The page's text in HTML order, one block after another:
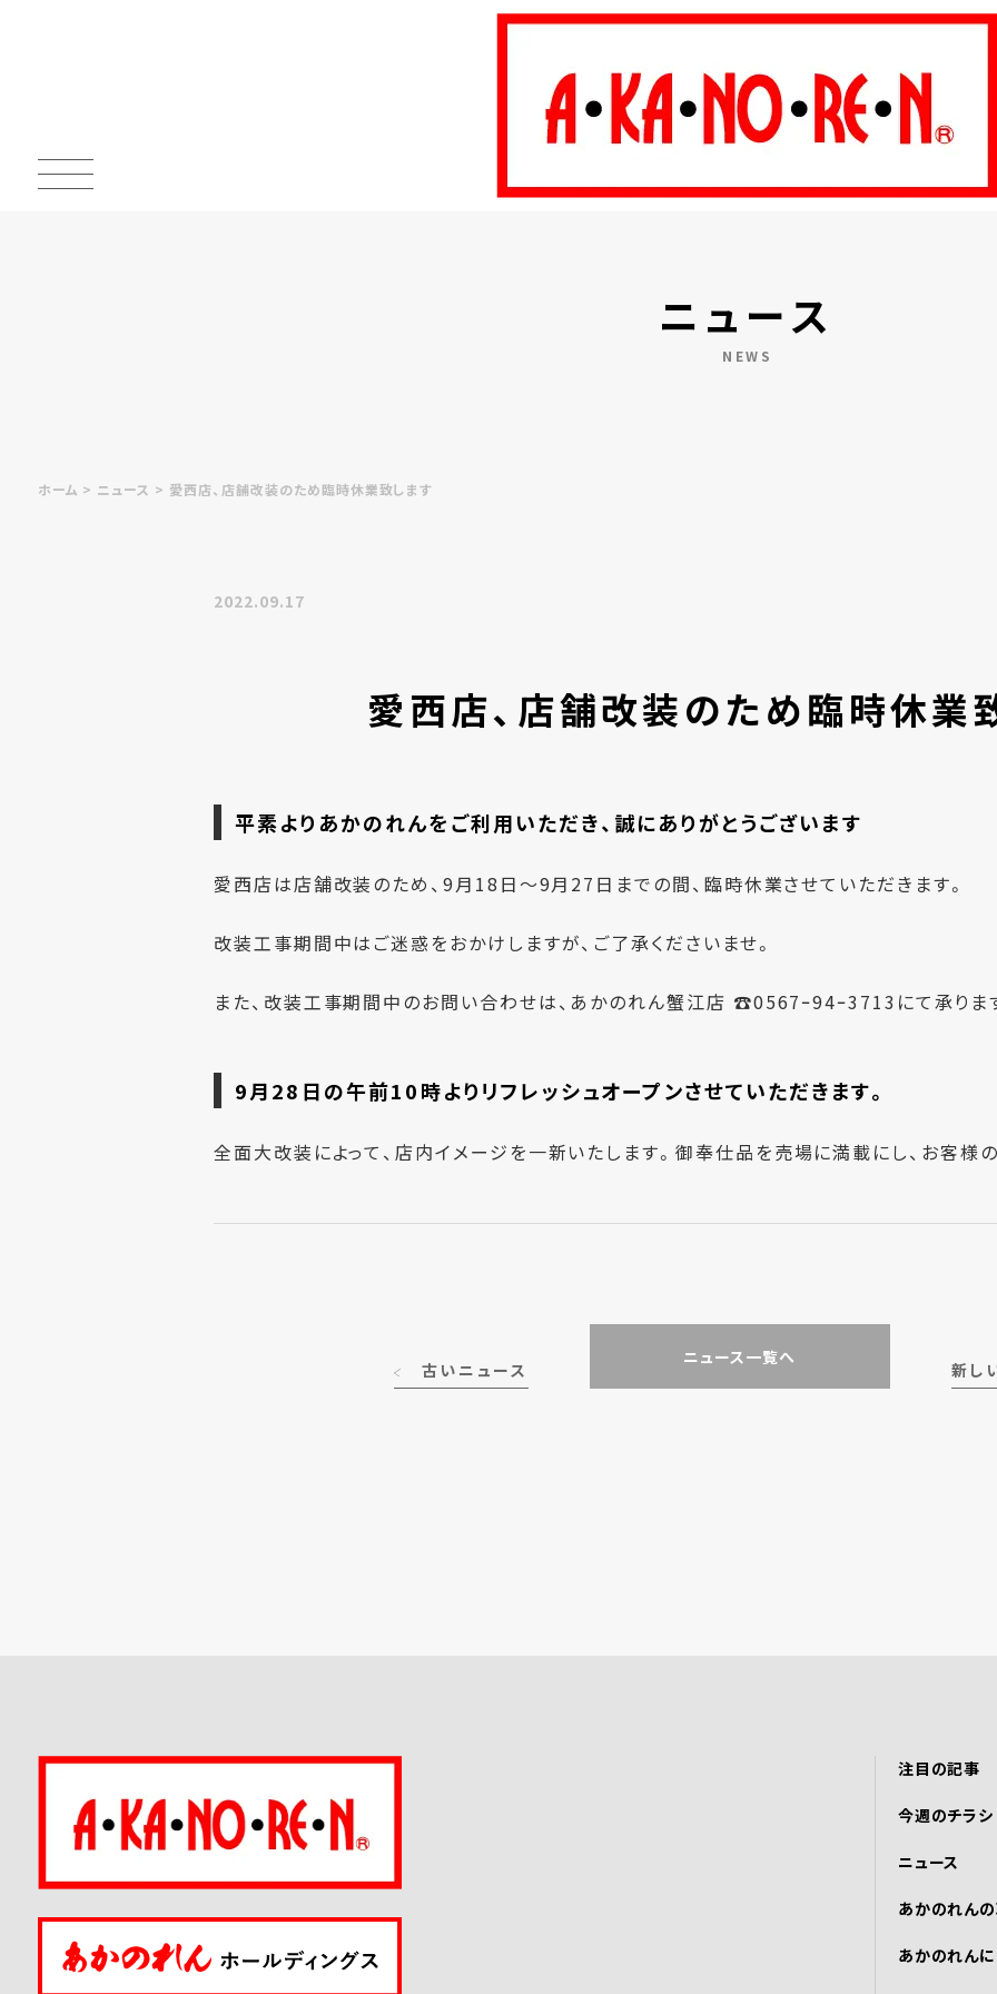
ニュース
NEWS
ホーム ニュース 愛西店、店舗改装のため臨時休業致します
2022.09.17
愛西店、店舗改装のため臨時休業
平素よりあかのれんをご利用いただき、誠にありがとうございます
愛西店は店舗改装のため、9月18日～9月27日までの間、臨時休業させていただきます。
改装工事期間中はご迷惑をおかけしますが、ご了承くださいませ。
また、改装工事期間中のお問い合わせは、あかのれん蟹江店 ☎0567ｰ94ｰ3713にて承りま
9月28日の午前10時よりリフレッシュオープンさせていただきます。
全面大改装によって、店内イメージを一新いたします。御奉仕品を売場に満載にし、お客様
古いニュース
ニュース一覧へ
新し
注目の記事
今週のチラシ
ニュース
あかのれん
あかのれん